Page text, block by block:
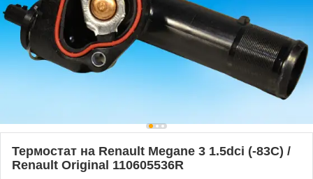
Термостат на Renault Megane 3 1.5dci (-83С) /
Renault Original 110605536R